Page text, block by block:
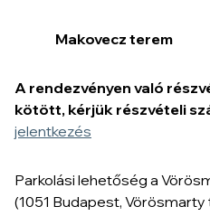
Makovecz terem
A rendezvényen való
kötött, kérjük részvételi
jelentkezés
Parkolási lehetőség a
(1051 Budapest, Vörösmarty